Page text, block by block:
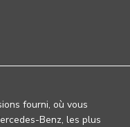
fourni, où vous
Benz, les plus